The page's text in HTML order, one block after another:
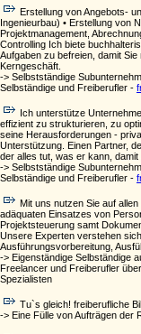
Erstellung von Angebots-
Ingenieurbau) • Erstellung von
Projektmanagement,
Controlling Ich biete
Aufgaben zu befreien, damit
Kerngeschäft.
-> Selbstständige
Selbständige und Freiberufler -
Ich unterstütze
effizient zu strukturieren, zu
seine Herausforderungen -
Unterstützung. Einen Partner,
der alles tut, was er kann, damit
-> Selbstständige
Selbständige und Freiberufler -
Mit uns nutzen Sie auf
adäquaten Einsatzes von
Projektsteuerung samt
Unsere Experten verstehen
Ausführungsvorbereitung,
-> Eigenständige Selbständige
Freelancer und Freiberufler
Spezialisten
Tu`s gleich! freiberufliche
-> Eine Fülle von Aufträgen der